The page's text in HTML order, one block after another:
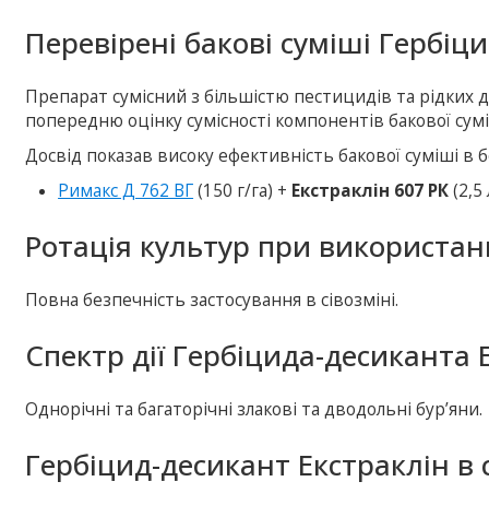
Перевірені бакові суміші
Препарат сумісний з більшістю пестицидів та
попередню оцінку сумісності компонентів бакової
Досвід показав високу ефективність бакової суміші
Римакс Д 762 ВГ(150 г/га) + Екстраклін 607 РК(2,5
Ротація культур при
Повна безпечність застосування в сівозміні.
Спектр дії Гербіцида-десиканта
Однорічні та багаторічні злакові та дводольні бур’яни.
Гербіцид-десикант Екстраклін в